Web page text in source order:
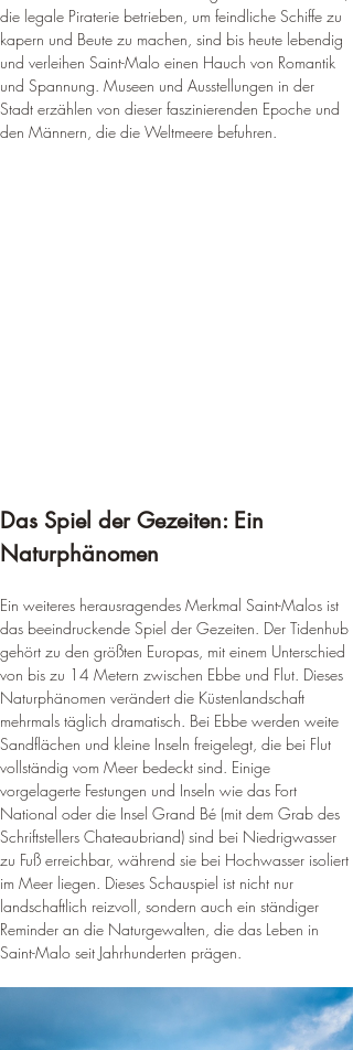
die legale Piraterie betrieben, um feindliche Schiffe zu
kapern und Beute zu machen, sind bis heute lebendig
und verleihen Saint-Malo einen Hauch von Romantik
und Spannung. Museen und Ausstellungen in der
Stadt erzählen von dieser faszinierenden Epoche und
den Männern, die die Weltmeere befuhren.
Das Spiel der Gezeiten: Ein
Naturphänomen
Ein weiteres herausragendes Merkmal Saint-Malos ist
das beeindruckende Spiel der Gezeiten. Der Tidenhub
gehört zu den größten Europas, mit einem Unterschied
von bis zu 14 Metern zwischen Ebbe und Flut. Dieses
Naturphänomen verändert die Küstenlandschaft
mehrmals täglich dramatisch. Bei Ebbe werden weite
Sandflächen und kleine Inseln freigelegt, die bei Flut
vollständig vom Meer bedeckt sind. Einige
vorgelagerte Festungen und Inseln wie das Fort
National oder die Insel Grand Bé (mit dem Grab des
Schriftstellers Chateaubriand) sind bei Niedrigwasser
zu Fuß erreichbar, während sie bei Hochwasser isoliert
im Meer liegen. Dieses Schauspiel ist nicht nur
landschaftlich reizvoll, sondern auch ein ständiger
Reminder an die Naturgewalten, die das Leben in
Saint-Malo seit Jahrhunderten prägen.